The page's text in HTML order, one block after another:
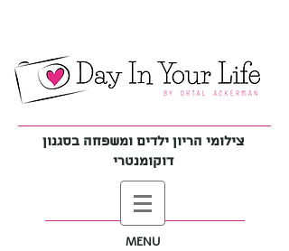
צילומי הריון ילדים ומשפחה בסגנון
דוקומנטרי
MENU